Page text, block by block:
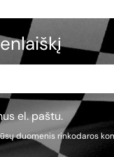
el. paštu.
duomenis rinkodaros